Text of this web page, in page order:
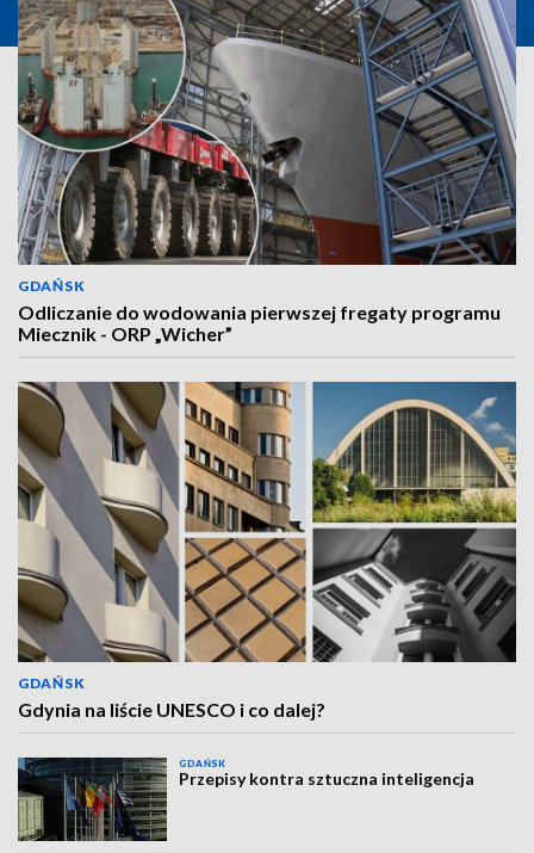
GDAŃSK
Odliczanie do wodowania pierwszej fregaty programu
Miecznik - ORP „Wicher”
GDAŃSK
Gdynia na liście UNESCO i co dalej?
GDAŃSK
Przepisy kontra sztuczna inteligencja